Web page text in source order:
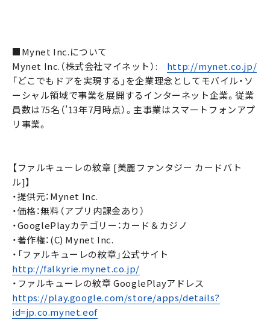
■Mynet Inc.について
Mynet Inc.（株式会社マイネット）: http://mynet.co.jp/
「どこでもドアを実現する」を企業理念としてモバイル・ソ
ーシャル領域で事業を展開するインターネット企業。従業
員数は75名（’13年7月時点）。主事業はスマートフォンアプ
リ事業。
【ファルキューレの紋章 [美麗ファンタジー カードバト
ル]】
・提供元：Mynet Inc.
・価格：無料（アプリ内課金あり）
・GooglePlayカテゴリー：カード＆カジノ
・著作権：(C) Mynet Inc.
・「ファルキューレの紋章」公式サイト
http://falkyrie.mynet.co.jp/
・ファルキューレの紋章 GooglePlayアドレス
https://play.google.com/store/apps/details?
id=jp.co.mynet.eof